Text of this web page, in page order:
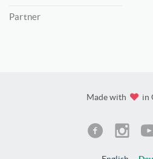
Partner
Made with in